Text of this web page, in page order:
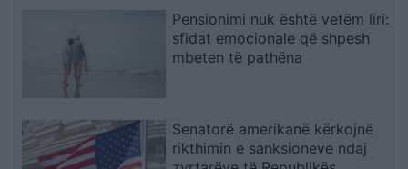
Pensionimi nuk është vetëm liri:
sfidat emocionale që shpesh
mbeten të pathëna
Senatorë amerikanë kërkojnë
rikthimin e sanksioneve ndaj